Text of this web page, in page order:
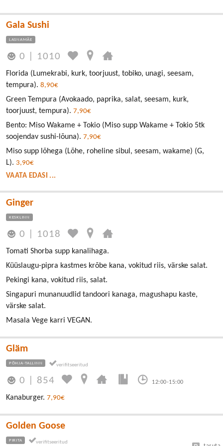
Gala Sushi
LASNAMÄE
0 1010
Florida (Lumekrabi, kurk, toorjuust, tobiko, unagi, seesam,
tempura). 8,90€
Green Tempura (Avokaado, paprika, salat, seesam, kurk,
toorjuust, tempura). 7,90€
Bento: Miso Wakame + Tokio (Miso supp Wakame + Tokio 5tk
soojendav sushi-lõuna). 7,90€
Miso supp lõhega (Lõhe, roheline sibul, seesam, wakame) (G,
L). 3,90€
VAATA EDASI ...
Ginger
KESKLINN
0 1018
Tomati Shorba supp kanalihaga.
Küüslaugu-pipra kastmes krõbe kana, vokitud riis, värske salat.
Pekingi kana, vokitud riis, salat.
Singapuri munanuudlid tandoori kanaga, magushapu kaste,
värske salat.
Masala Vege karri VEGAN.
Gläm
PÕHJA-TALLINN
0 854 12:00-15:00
Kanaburger. 7,90€
Golden Goose
PIRITA